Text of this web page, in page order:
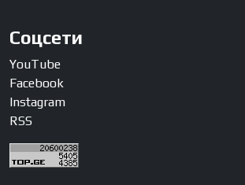
Соцсети
YouTube
Facebook
Instagram
RSS